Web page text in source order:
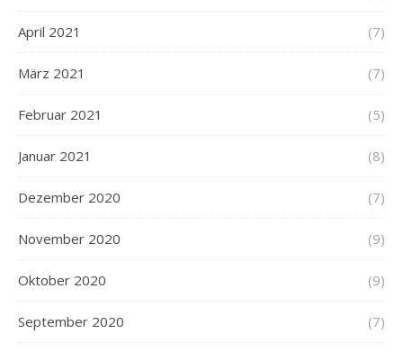
April 2021 (7)
März 2021 (7)
Februar 2021 (5)
Januar 2021 (8)
Dezember 2020 (7)
November 2020 (9)
Oktober 2020 (9)
September 2020 (7)